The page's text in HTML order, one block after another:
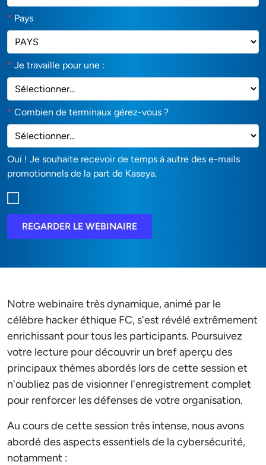
* Pays
* Je travaille pour une :
* Combien de terminaux gérez-vous ?
Oui ! Je souhaite recevoir de temps à autre des e-mails
promotionnels de la part de Kaseya.
REGARDER LE WEBINAIRE
Notre webinaire très dynamique, animé par le
célèbre hacker éthique FC, s'est révélé extrêmement
enrichissant pour tous les participants. Poursuivez
votre lecture pour découvrir un bref aperçu des
principaux thèmes abordés lors de cette session et
n'oubliez pas de visionner l'enregistrement complet
pour renforcer les défenses de votre organisation.
Au cours de cette session très intense, nous avons
abordé des aspects essentiels de la cybersécurité,
notamment :